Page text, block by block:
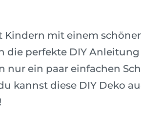
Kindern mit einem
die perfekte DIY
nur ein paar einfachen
kannst diese DIY Deko